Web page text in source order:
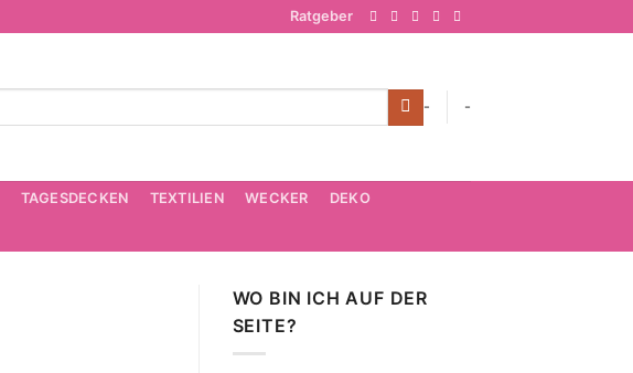
Ratgeber
- -
TAGESDECKEN TEXTILIEN WECKER DEKO
WO BIN ICH AUF DER
SEITE?